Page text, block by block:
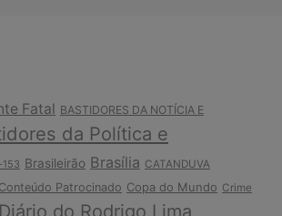
Fatal BASTIDORES DA NOTÍCIA E
da Política e
153 Brasileirão Brasília CATANDUVA
Conteúdo Patrocinado Copa do Mundo Crime